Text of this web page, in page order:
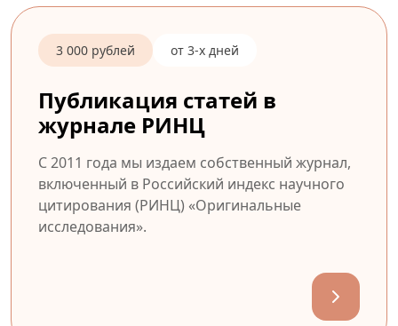
3 000 рублей от 3-х дней
Публикация статей в
журнале РИНЦ
С 2011 года мы издаем собственный журнал,
включенный в Российский индекс научного
цитирования (РИНЦ) «Оригинальные
исследования».